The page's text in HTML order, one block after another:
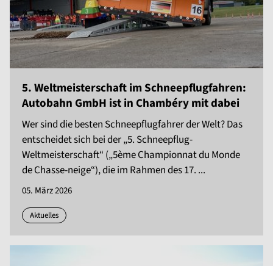
5. Weltmeisterschaft im Schneepflugfahren:
Autobahn GmbH ist in Chambéry mit dabei
Wer sind die besten Schneepflugfahrer der Welt? Das
entscheidet sich bei der „5. Schneepflug-
Weltmeisterschaft“ („5ème Championnat du Monde
de Chasse-neige“), die im Rahmen des 17. ...
05. März 2026
Aktuelles